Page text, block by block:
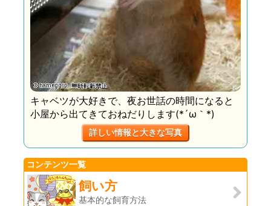
キャベツが大好きで、夜お世話の時間になると
小屋から出てきておねだりします(*´ω｀*)
詳しい情報と大きな写真
コンテンツ一覧
飼い方
基本的な飼育方法